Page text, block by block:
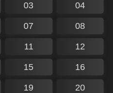
03 04
07 08
11 12
15 16
19 20